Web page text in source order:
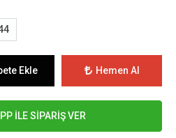
Ekle Hemen Al
İLE SİPARİŞ VER